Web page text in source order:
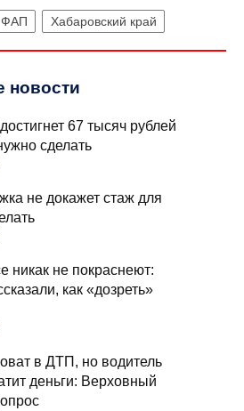
ФАП Хабаровский край
новости
67 тысяч рублей
сделать
не докажет стаж для
никак не покраснеют:
как «дозреть»
в ДТП, но водитель
деньги: Верховный